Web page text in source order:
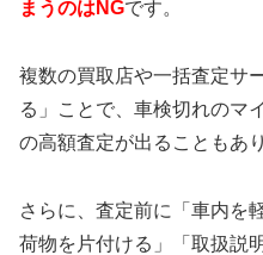
まうのはNGです。
複数の買取店や一括査定サ
る」ことで、車検切れのマ
の高額査定が出ることもあ
さらに、査定前に「車内を
荷物を片付ける」「取扱説